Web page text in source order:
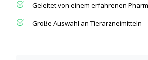
Geleitet von einem erfahrenen
Große Auswahl an Tierarzneimitteln